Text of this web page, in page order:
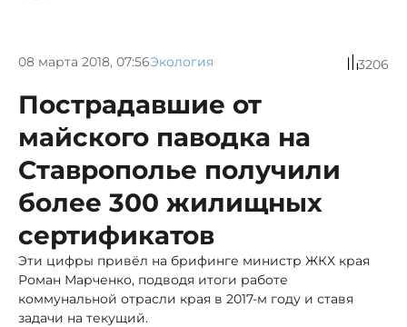
08 марта 2018, 07:56Экология 3206
Пострадавшие от
майского паводка на
Ставрополье получили
более 300 жилищных
сертификатов
Эти цифры привёл на брифинге министр ЖКХ края
Роман Марченко, подводя итоги работе
коммунальной отрасли края в 2017-м году и ставя
задачи на текущий.